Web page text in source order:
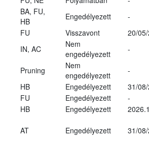
BA, FU,
HB
Engedélyezett
-
FU Visszavont
20/
IN, AC
Nem
engedélyezett
-
Pruning
Nem
engedélyezett
-
HB Engedélyezett
31/
FU Engedélyezett
-
HB Engedélyezett
AT Engedélyezett 31/